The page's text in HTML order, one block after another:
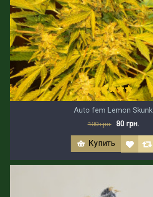
Auto fem Lemon Skunk
100 грн. 80 грн.
Купить